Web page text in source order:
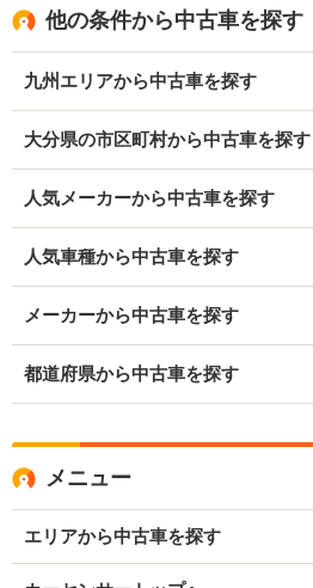
他の条件から中古車を探す
九州エリアから中古車を探す
大分県の市区町村から中古車を探す
人気メーカーから中古車を探す
人気車種から中古車を探す
メーカーから中古車を探す
都道府県から中古車を探す
メニュー
エリアから中古車を探す